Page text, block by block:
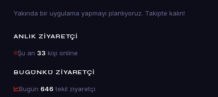
Yakında bir uygulama yapmayı planlıyoruz. Takipte kalın!
ANLIK ZIYARETÇI
Şu an 33 kişi online
BUGÜNKÜ ZIYARETÇI
Bugün 646 tekil ziyaretçi